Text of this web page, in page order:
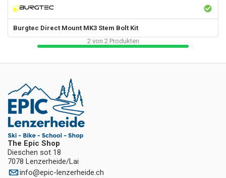
Burgtec Direct Mount MK3 Stem Bolt Kit
2 von 2 Produkten
The Epic Shop
Dieschen sot 18
7078 Lenzerheide/Lai
info@epic-lenzerheide.ch